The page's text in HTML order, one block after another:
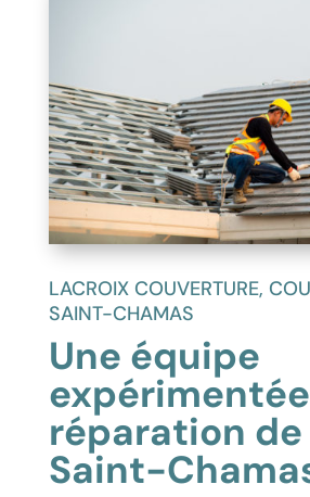
LACROIX COUVERTURE,
SAINT-CHAMAS
Une équipe
réparation
Saint-